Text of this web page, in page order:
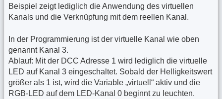
Beispiel zeigt lediglich die Anwendung des virtuellen
Kanals und die Verknüpfung mit dem reellen Kanal.
In der Programmierung ist der virtuelle Kanal wie oben
genannt Kanal 3.
Ablauf: Mit der DCC Adresse 1 wird lediglich die virtuelle
LED auf Kanal 3 eingeschaltet. Sobald der Helligkeitswert
größer als 1 ist, wird die Variable „virtuell“ aktiv und die
RGB-LED auf dem LED-Kanal 0 beginnt zu leuchten.